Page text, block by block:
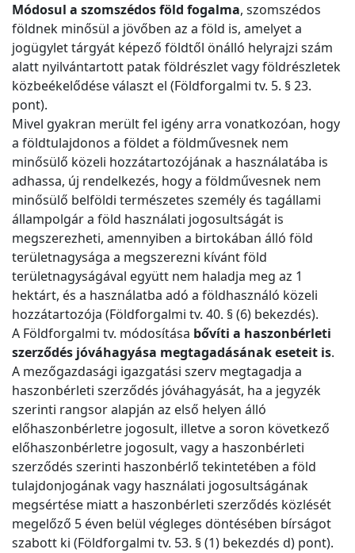
Módosul a szomszédos föld fogalma, szomszédos
földnek minősül a jövőben az a föld is, amelyet a
jogügylet tárgyát képező földtől önálló helyrajzi szám
alatt nyilvántartott patak földrészlet vagy földrészletek
közbeékelődése választ el (Földforgalmi tv. 5. § 23.
pont).
Mivel gyakran merült fel igény arra vonatkozóan, hogy
a földtulajdonos a földet a földművesnek nem
minősülő közeli hozzátartozójának a használatába is
adhassa, új rendelkezés, hogy a földművesnek nem
minősülő belföldi természetes személy és tagállami
állampolgár a föld használati jogosultságát is
megszerezheti, amennyiben a birtokában álló föld
területnagysága a megszerezni kívánt föld
területnagyságával együtt nem haladja meg az 1
hektárt, és a használatba adó a földhasználó közeli
hozzátartozója (Földforgalmi tv. 40. § (6) bekezdés).
A Földforgalmi tv. módosítása bővíti a haszonbérleti
szerződés jóváhagyása megtagadásának eseteit is.
A mezőgazdasági igazgatási szerv megtagadja a
haszonbérleti szerződés jóváhagyását, ha a jegyzék
szerinti rangsor alapján az első helyen álló
előhaszonbérletre jogosult, illetve a soron következő
előhaszonbérletre jogosult, vagy a haszonbérleti
szerződés szerinti haszonbérlő tekintetében a föld
tulajdonjogának vagy használati jogosultságának
megsértése miatt a haszonbérleti szerződés közlését
megelőző 5 éven belül végleges döntésében bírságot
szabott ki (Földforgalmi tv. 53. § (1) bekezdés d) pont).